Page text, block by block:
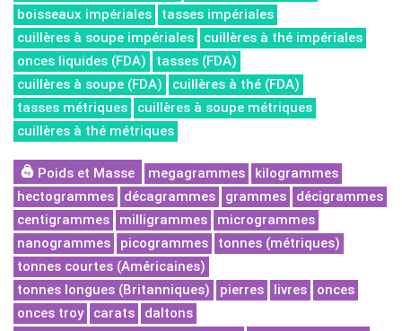
boisseaux impériales
tasses impériales
cuillères à soupe impériales
cuillères à thé impériales
onces liquides (FDA)
tasses (FDA)
cuillères à soupe (FDA)
cuillères à thé (FDA)
tasses métriques
cuillères à soupe métriques
cuillères à thé métriques
Poids et Masse megagrammes
kilogrammes
hectogrammes
décagrammes grammes
décigrammes
centigrammes
milligrammes
microgrammes
nanogrammes
picogrammes
tonnes (métriques)
tonnes courtes (Américaines)
tonnes longues (Britanniques)
pierres livres
onces
onces troy
carats
daltons